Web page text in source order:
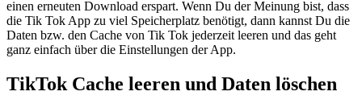
einen erneuten Download erspart. Wenn Du der Meinung bist, dass
die Tik Tok App zu viel Speicherplatz benötigt, dann kannst Du die
Daten bzw. den Cache von Tik Tok jederzeit leeren und das geht
ganz einfach über die Einstellungen der App.
TikTok Cache leeren und Daten löschen